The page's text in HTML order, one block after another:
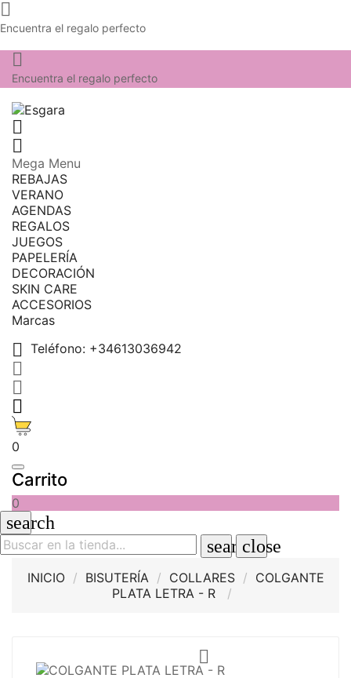

Encuentra el regalo perfecto

Encuentra el regalo perfecto


Mega Menu
REBAJAS
VERANO
AGENDAS
REGALOS
JUEGOS
PAPELERÍA
DECORACIÓN
SKIN CARE
ACCESORIOS
Marcas
 Teléfono: +34613036942



0
Carrito
0
search
searchclose
INICIO BISUTERÍA COLLARES
COLGANTE
PLATA LETRA - R
